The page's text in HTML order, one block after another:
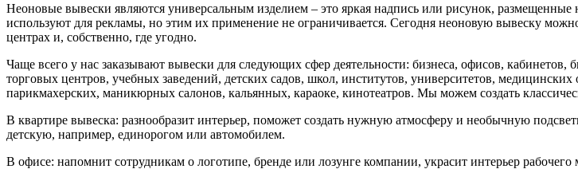
Неоновые вывески являются универсальным изделием – это яркая надпись или рисунок,
используют для рекламы, но этим их применение не ограничивается. Сегодня неоновую вывеску
центрах и, собственно, где угодно.
Чаще всего у нас заказывают вывески для следующих сфер деятельности: бизнеса, офисов,
торговых центров, учебных заведений, детских садов, школ, институтов, университетов,
парикмахерских, маникюрных салонов, кальянных, караоке, кинотеатров. Мы можем создать
В квартире вывеска: разнообразит интерьер, поможет создать нужную атмосферу и необычную
детскую, например, единорогом или автомобилем.
В офисе: напомнит сотрудникам о логотипе, бренде или лозунге компании, украсит интерьер рабочего